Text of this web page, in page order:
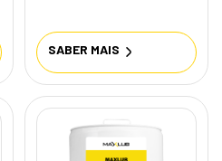
SABER MAIS